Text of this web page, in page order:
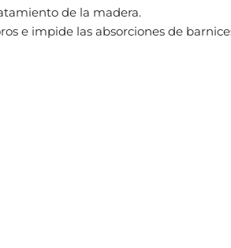
de la madera.
e impide las absorciones de